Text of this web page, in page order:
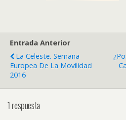
Entrada Anterior
La Celeste. Semana
Europea De La Movilidad
2016
1 respuesta